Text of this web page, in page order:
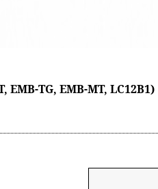
EMB-TG, EMB-MT, LC12B1)